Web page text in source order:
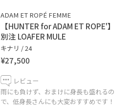
ADAM ET ROPÉ FEMME
【HUNTER for ADAM ET ROPE'】
別注 LOAFER MULE
キナリ / 24
¥27,500
レビュー
雨にも負けず、おまけに身長も盛れるの
で、低身長さんにも大変おすすめです！